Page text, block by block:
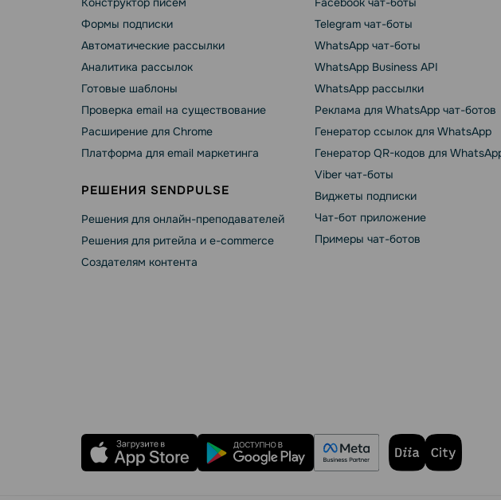
Формы подписки
Автоматические рассылки
Аналитика рассылок
Готовые шаблоны
Проверка email на существование
Расширение для Chrome
Платформа для email маркетинга
РЕШЕНИЯ SENDPULSE
Решения для онлайн-преподавателей
Решения для ритейла и e-commerce
Создателям контента
Telegram чат-боты
WhatsApp чат-боты
WhatsApp Business API
WhatsApp рассылки
Реклама для WhatsApp чат-ботов
Генератор ссылок для WhatsApp
Генератор QR-кодов для
Viber чат-боты
Виджеты подписки
Чат-бот приложение
Примеры чат-ботов